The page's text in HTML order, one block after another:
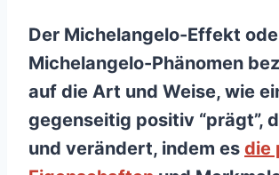
Der Michelangelo-Effekt
Michelangelo-Phänomen
auf die Art und Weise, wie
gegenseitig positiv “prägt”,
und verändert, indem es die